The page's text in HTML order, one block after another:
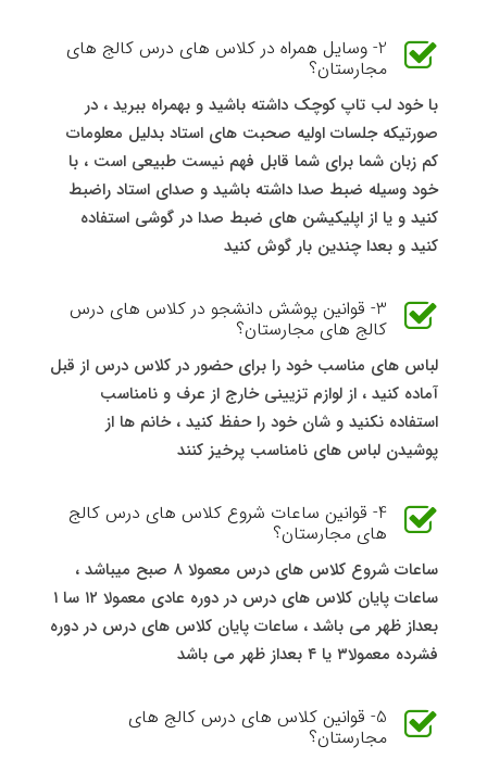
2- وسایل همراه در کلاس های درس کالج های
مجارستان؟
با خود لب تاپ کوچک داشته باشید و بهمراه ببرید ، در
صورتیکه جلسات اولیه صحبت های استاد بدلیل معلومات
کم زبان شما برای شما قابل فهم نیست طبیعی است ، با
خود وسیله ضبط صدا داشته باشید و صدای استاد راضبط
کنید و یا از اپلیکیشن های ضبط صدا در گوشی استفاده
کنید و بعدا چندین بار گوش کنید
3- قوانین پوشش دانشجو در کلاس های درس
کالج های مجارستان؟
لباس های مناسب خود را برای حضور در کلاس درس از قبل
آماده کنید ، از لوازم تزیینی خارج از عرف و نامناسب
استفاده نکنید و شان خود را حفظ کنید ، خانم ها از
پوشیدن لباس های نامناسب پرخیز کنند
4- قوانین ساعات شروع کلاس های درس کالج
های مجارستان؟
ساعات شروع کلاس های درس معمولا ۸ صبح میباشد ،
ساعات پایان کلاس های درس در دوره عادی معمولا ۱۲ سا ۱
بعداز ظهر می باشد ، ساعات پایان کلاس های درس در دوره
فشرده معمولا۳ یا ۴ بعداز ظهر می باشد
5- قوانین کلاس های درس کالج های
مجارستان؟